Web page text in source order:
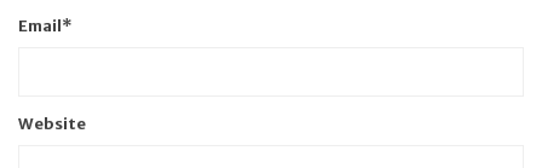
Email*
Website